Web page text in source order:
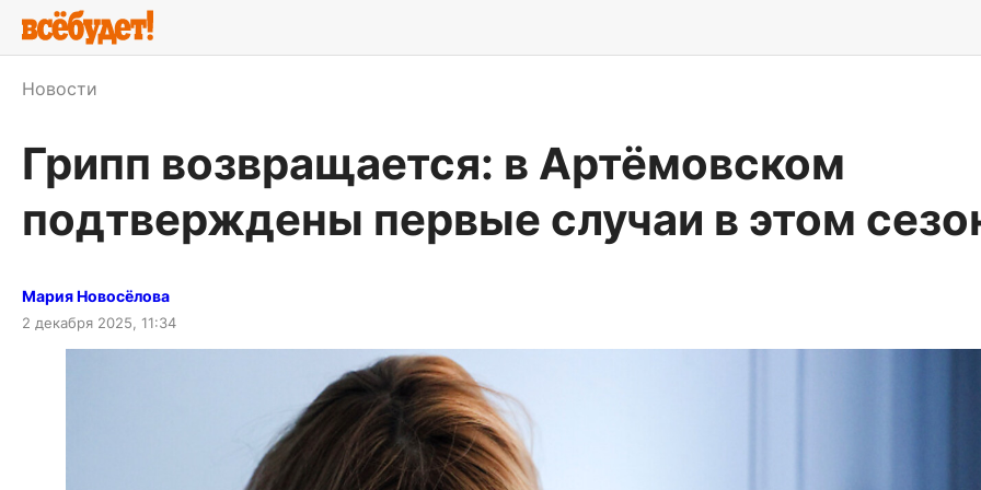
Новости
Грипп возвращается: в Артёмовском
подтверждены первые случаи в этом
Мария Новосёлова
2 декабря 2025, 11:34